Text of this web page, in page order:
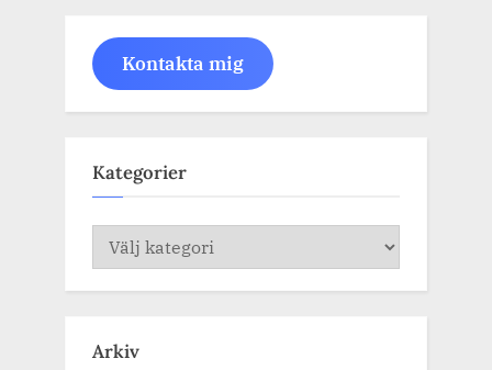
Kontakta mig
Kategorier
Kategorier
Arkiv